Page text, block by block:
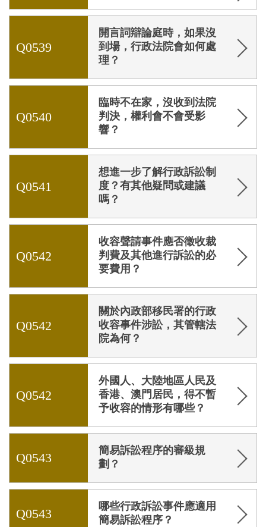
Q0539
開言詞辯論庭時，如果沒
到場，行政法院會如何處
理？
Q0540
臨時不在家，沒收到法院
判決，權利會不會受影
響？
Q0541
想進一步了解行政訴訟制
度？有其他疑問或建議
嗎？
Q0542
收容聲請事件應否徵收裁
判費及其他進行訴訟的必
要費用？
Q0542
關於內政部移民署的行政
收容事件涉訟，其管轄法
院為何？
Q0542
外國人、大陸地區人民及
香港、澳門居民，得不暫
予收容的情形有哪些？
Q0543
簡易訴訟程序的審級規
劃？
Q0543
哪些行政訴訟事件應適用
簡易訴訟程序？